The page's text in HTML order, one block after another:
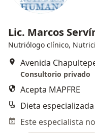
Lic. Marcos
Nutriólogo clínico,
Consultorio privado
Acepta MAPFRE